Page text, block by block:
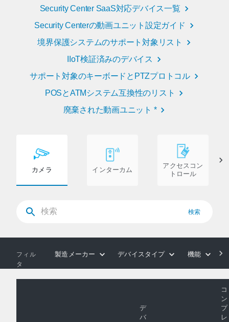
Security Center SaaS対応デバイス一覧
Security Centerの動画ユニット設定ガイド
境界保護システムのサポート対象リスト
IIoT検証済みのデバイス
サポート対象のキーボードとPTZプロトコル
POSとATMシステム互換性のリスト
廃棄された動画ユニット *
カメラ インターカム
アクセスコン
トロール
検索
フィル
タ
製造メーカー デバイスタイプ 機能
デ
バ
コ
ン
プ
レ